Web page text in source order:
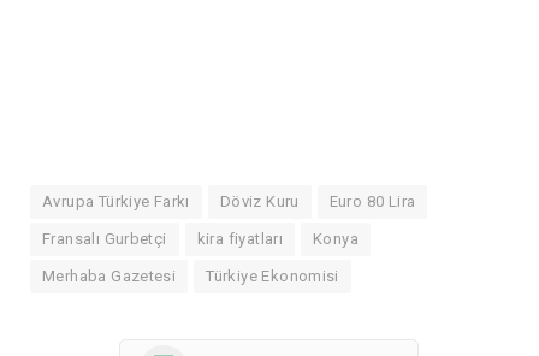
Avrupa Türkiye Farkı Döviz Kuru Euro 80 Lira
Fransalı Gurbetçi kira fiyatları Konya
Merhaba Gazetesi Türkiye Ekonomisi